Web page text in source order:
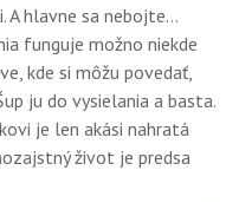
A hlavne sa nebojte...
funguje možno niekde
kde si môžu povedať,
ju do vysielania a basta.
je len akási nahratá
život je predsa